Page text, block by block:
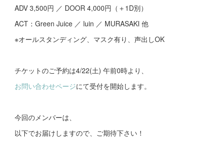
ADV 3,500円 ／ DOOR 4,000円（＋1D別）
ACT：Green Juice ／ luin ／ MURASAKI 他
※オールスタンディング、マスク有り、声出しOK
チケットのご予約は4/22(土) 午前0時より、
お問い合わせページにて受付を開始します。
今回のメンバーは、
以下でお届けしますので、ご期待下さい！